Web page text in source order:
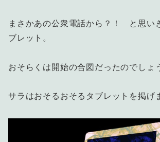
まさかあの公衆電話から？！ と思い
ブレット。
おそらくは開始の合図だったのでしょ
サラはおそるおそるタブレットを掲げ